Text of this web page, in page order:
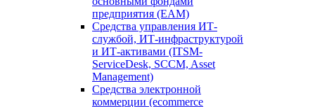
предприятия (EAM)
Средства управления ИТ-
службой, ИТ-инфраструктурой
и ИТ-активами (ITSM-
ServiceDesk, SCCM, Asset
Management)
Средства электронной
коммерции (ecommerce